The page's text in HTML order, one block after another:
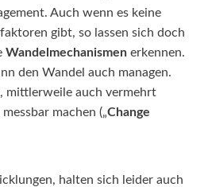
Auch wenn es keine
gibt, so lassen sich doch
Wandelmechanismen erkennen.
den Wandel auch managen.
mittlerweile auch vermehrt
machen („Change
halten sich leider auch